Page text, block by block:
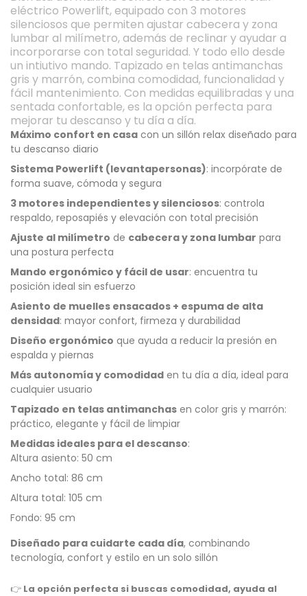
eléctrico Powerlift, equipado con 3 motores
silenciosos que permiten ajustar cabecera y zona
lumbar al milímetro, además de reclinar y ayudar a
incorporarse con total seguridad. Y todo ello desde
un intiutivo mando. Tapizado en telas antimanchas
gris y marrón, combina comodidad, funcionalidad y
fácil mantenimiento. Con medidas equilibradas y una
sentada confortable, es la opción perfecta para
mejorar tu descanso y tu día a día.
Máximo confort en casa con un sillón relax diseñado para
tu descanso diario
Sistema Powerlift (levantapersonas): incorpórate de
forma suave, cómoda y segura
3 motores independientes y silenciosos: controla
respaldo, reposapiés y elevación con total precisión
Ajuste al milímetro de cabecera y zona lumbar para
una postura perfecta
Mando ergonómico y fácil de usar: encuentra tu
posición ideal sin esfuerzo
Asiento de muelles ensacados + espuma de alta
densidad: mayor confort, firmeza y durabilidad
Diseño ergonómico que ayuda a reducir la presión en
espalda y piernas
Más autonomía y comodidad en tu día a día, ideal para
cualquier usuario
Tapizado en telas antimanchas en color gris y marrón:
práctico, elegante y fácil de limpiar
Medidas ideales para el descanso:
Altura asiento: 50 cm
Ancho total: 86 cm
Altura total: 105 cm
Fondo: 95 cm
Diseñado para cuidarte cada día, combinando
tecnología, confort y estilo en un solo sillón
👉 La opción perfecta si buscas comodidad, ayuda al